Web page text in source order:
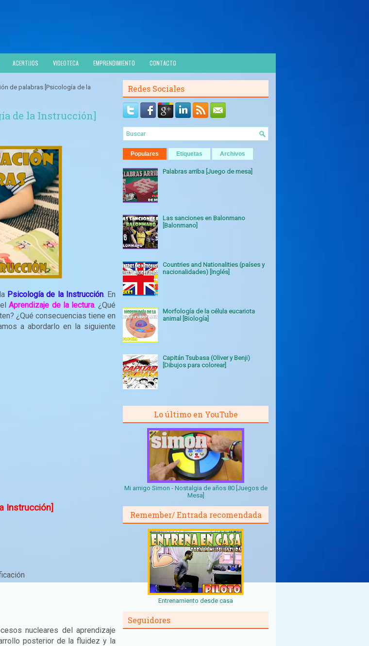
ACERTIJOS VIDEOTECA EMPRENDIMIENTO CONTACTO
de palabras [Psicología de la
de la Instrucción]
Psicología de la Instrucción. En
elAprendizaje de la lectura. ¿Qué
¿Qué consecuencias tiene en
a abordarlo en la siguiente
Instrucción]
nucleares del aprendizaje
posterior de la fluidez y la
Redes Sociales
Populares Etiquetas Archivos
Palabras arriba [Juego de mesa]
Las sanciones en Balonmano
[Balonmano]
Countries and Nationalities (países y
nacionalidades) [Inglés]
Morfología de la célula eucariota
animal [Biología]
Capitán Tsubasa (Oliver y Benji)
[Dibujos para colorear]
Lo último en YouTube
Mi amigo Simon - Nostalgia de años 80 [Juegos de
Mesa]
Remember/ Entrada recomendada
Entrenamiento desde casa
Seguidores